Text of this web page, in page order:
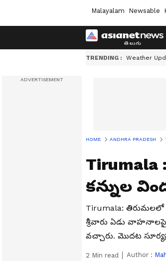
Malayalam Newsable
TRENDING : Weather
HOME ANDHRA PRADESH
కన్నుల
Tirumala:
శ్రీవారు ఏడు వాహనాలపై
వ‌చ్చారు. మొదట
2 Min read Author :